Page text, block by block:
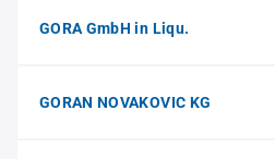
GORA GmbH in Liqu.
GORAN NOVAKOVIC KG